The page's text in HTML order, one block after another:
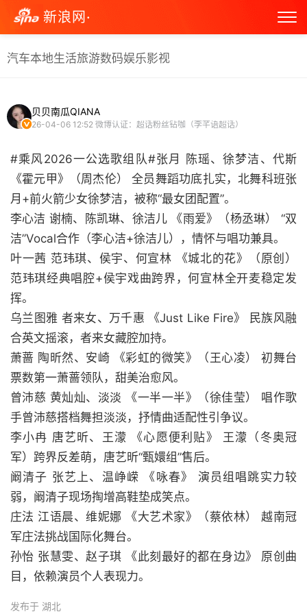
新浪网·
汽车本地生活旅游数码娱乐影视
贝贝南瓜QIANA
26-04-06 12:52 微博认证：超话粉丝钻咖（李芊语超话）
#乘风2026一公选歌组队#张月 陈瑶、徐梦洁、代斯
《霍元甲》（周杰伦） 全员舞蹈功底扎实，北舞科班张
月+前火箭少女徐梦洁，被称“最女团配置”。
李心洁 谢楠、陈凯琳、徐洁儿 《雨爱》（杨丞琳） “双
洁”Vocal合作（李心洁+徐洁儿），情怀与唱功兼具。
叶一茜 范玮琪、侯宇、何宣林 《城北的花》（原创）
范玮琪经典唱腔+侯宇戏曲跨界，何宣林全开麦稳定发
挥。
乌兰图雅 者来女、万千惠 《Just Like Fire》 民族风融
合英文摇滚，者来女藏腔加持。
萧蔷 陶昕然、安崎 《彩虹的微笑》（王心凌） 初舞台
票数第一萧蔷领队，甜美治愈风。
曾沛慈 黄灿灿、淡淡 《一半一半》（徐佳莹） 唱作歌
手曾沛慈搭档舞担淡淡，抒情曲适配性引争议。
李小冉 唐艺昕、王濛 《心愿便利贴》 王濛（冬奥冠
军）跨界反差萌，唐艺昕“甄嬛组”售后。
阚清子 张艺上、温峥嵘 《咏春》 演员组唱跳实力较
弱，阚清子现场掏增高鞋垫成笑点。
庄法 江语晨、维妮娜 《大艺术家》（蔡依林） 越南冠
军庄法挑战国际化舞台。
孙怡 张慧雯、赵子琪 《此刻最好的都在身边》 原创曲
目，依赖演员个人表现力。
发布于 湖北